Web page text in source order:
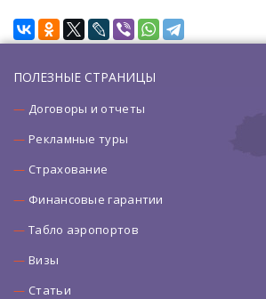
ПОЛЕЗНЫЕ СТРАНИЦЫ
Договоры и отчеты
Рекламные туры
Страхование
Финансовые гарантии
Табло аэропортов
Визы
Статьи